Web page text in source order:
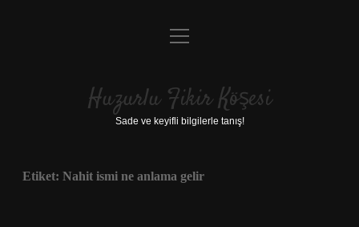
Anasayfa
Yasal Uyarı
menüyü
Huzurlu Fikir Köşesi
Sade ve keyifli bilgilerle tanış!
Etiket: Nahit ismi ne anlama gelir